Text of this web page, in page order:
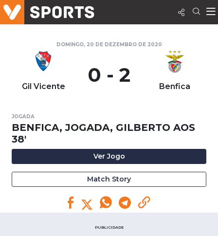
DOMINGO, 20 DE DEZEMBRO DE 2020
Gil Vicente 0 - 2 Benfica
JOGADA
BENFICA, JOGADA, GILBERTO AOS
38'
Ver Jogo
Match Story
PUBLICIDADE